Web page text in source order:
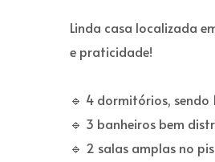
Linda casa localizada
e praticidade!
🔹 4 dormitórios, sendo
🔹 3 banheiros bem
🔹 2 salas amplas no